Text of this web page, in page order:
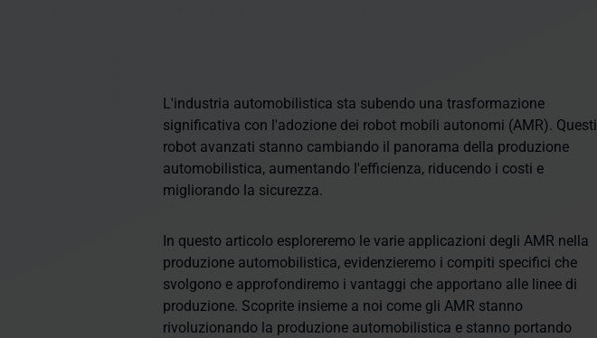
L'industria automobilistica sta subendo una trasformazione
significativa con l'adozione dei robot mobili autonomi (AMR). Questi
robot avanzati stanno cambiando il panorama della produzione
automobilistica, aumentando l'efficienza, riducendo i costi e
migliorando la sicurezza.
In questo articolo esploreremo le varie applicazioni degli AMR nella
produzione automobilistica, evidenzieremo i compiti specifici che
svolgono e approfondiremo i vantaggi che apportano alle linee di
produzione. Scoprite insieme a noi come gli AMR stanno
rivoluzionando la produzione automobilistica e stanno portando